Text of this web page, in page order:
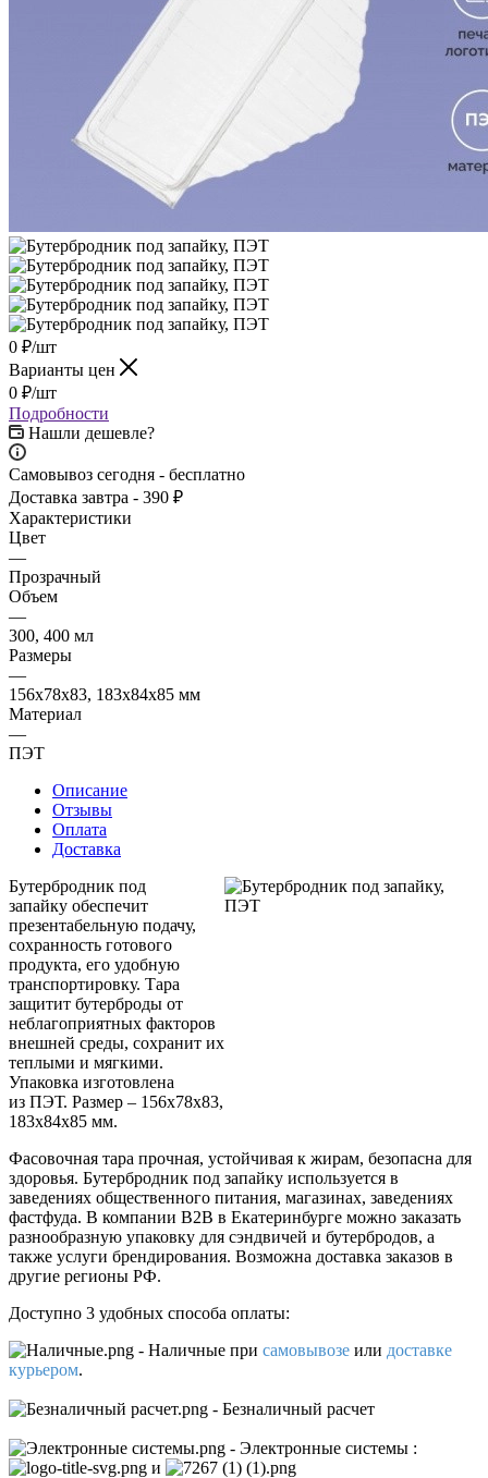
0 ₽/шт
Варианты цен
0 ₽/шт
Подробности
Нашли дешевле?
Самовывоз сегодня - бесплатно
Доставка завтра - 390 ₽
Характеристики
Цвет
—
Прозрачный
Объем
—
300, 400 мл
Размеры
—
156x78x83, 183x84x85 мм
Материал
—
ПЭТ
Описание
Отзывы
Оплата
Доставка
Бутербродник под
запайку обеспечит
презентабельную подачу,
сохранность готового
продукта, его удобную
транспортировку. Тара
защитит бутерброды от
неблагоприятных факторов
внешней среды, сохранит их
теплыми и мягкими.
Упаковка изготовлена
из ПЭТ. Размер – 156x78x83,
183x84x85 мм.
Фасовочная тара прочная, устойчивая к жирам, безопасна для
здоровья. Бутербродник под запайку используется в
заведениях общественного питания, магазинах, заведениях
фастфуда. В компании В2В в Екатеринбурге можно заказать
разнообразную упаковку для сэндвичей и бутербродов, а
также услуги брендирования. Возможна доставка заказов в
другие регионы РФ.
Доступно 3 удобных способа оплаты:
- Наличные при самовывозе или доставке
курьером.
- Безналичный расчет
- Электронные системы :
и